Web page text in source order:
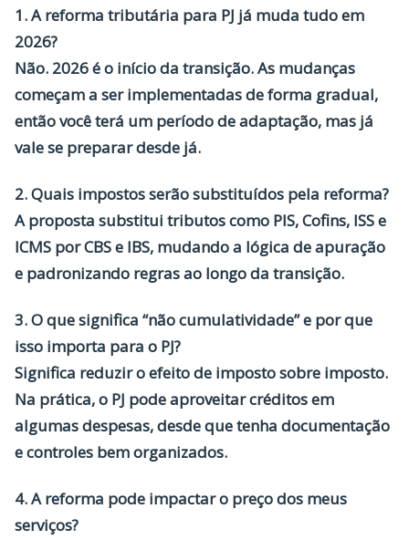
1. A reforma tributária para PJ já muda tudo em
2026?
Não. 2026 é o início da transição. As mudanças
começam a ser implementadas de forma gradual,
então você terá um período de adaptação, mas já
vale se preparar desde já.
2. Quais impostos serão substituídos pela reforma?
A proposta substitui tributos como PIS, Cofins, ISS e
ICMS por CBS e IBS, mudando a lógica de apuração
e padronizando regras ao longo da transição.
3. O que significa “não cumulatividade” e por que
isso importa para o PJ?
Significa reduzir o efeito de imposto sobre imposto.
Na prática, o PJ pode aproveitar créditos em
algumas despesas, desde que tenha documentação
e controles bem organizados.
4. A reforma pode impactar o preço dos meus
serviços?